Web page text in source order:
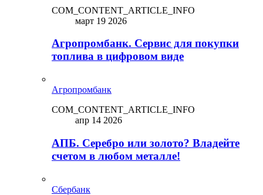
COM_CONTENT_ARTICLE_INFO
март 19 2026
Агропромбанк. Сервис для покупки
топлива в цифровом виде
Агропромбанк
COM_CONTENT_ARTICLE_INFO
апр 14 2026
АПБ. Серебро или золото? Владейте
счетом в любом металле!
Сбербанк